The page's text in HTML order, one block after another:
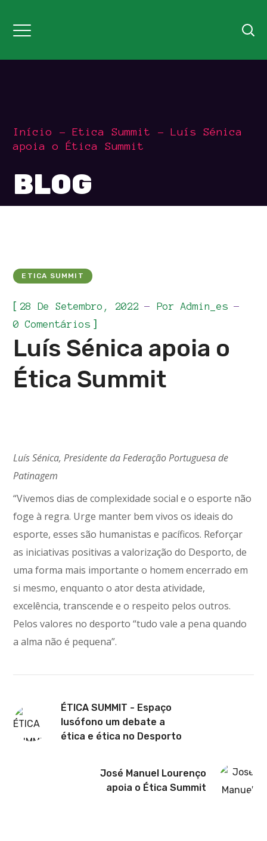
Início Etica Summit
Luís Sénica
apoia o Ética Summit
BLOG
ETICA SUMMIT
[28 De Setembro, 2022 PorAdmin_es
0 Comentários ]
Luís Sénica apoia o
Ética Summit
Luís Sénica, Presidente da Federação Portuguesa de
Patinagem
“Vivemos dias de complexidade social e o esporte não
foge à regra. Urge manter bem vivos os ideais do
esporte, esses são humanistas e pacíficos. Reforçar
as iniciativas positivas a valorização do Desporto, de
uma forma mais importante o homem encerrado em
si mesmo, enquanto o ator desta atividade,
excelência, transcende e o respeito pelos outros.
Pelos valores no desporto “tudo vale a pena quando
a alma não é pequena”.
ÉTICA SUMMIT - Espaço
lusófono um debate a
ética e ética no Desporto
José Manuel Lourenço
apoia o Ética Summit